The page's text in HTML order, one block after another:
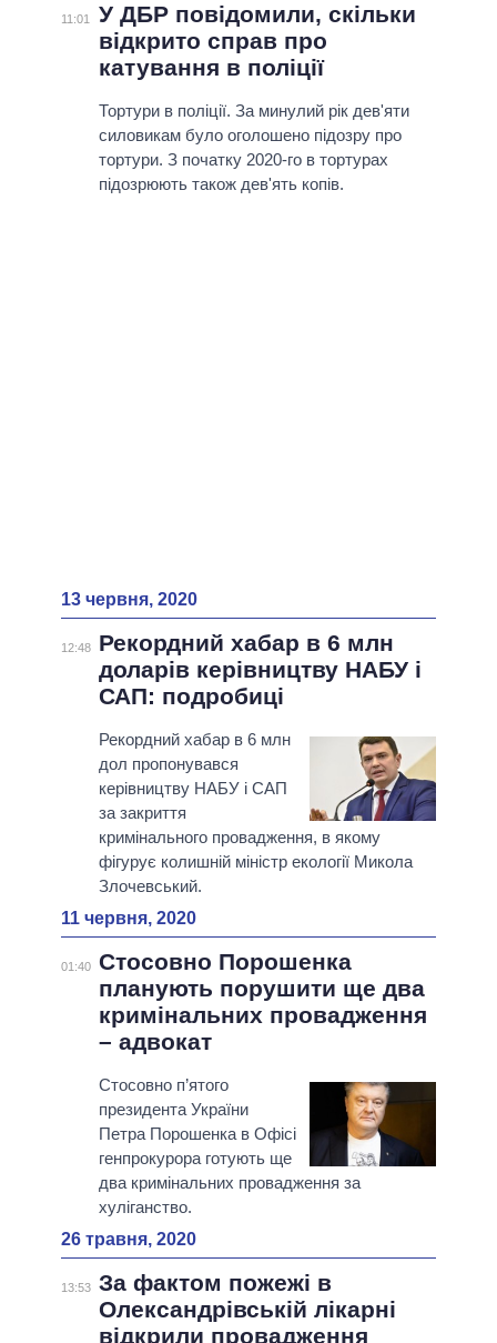
11:01
У ДБР повідомили, скільки
відкрито справ про
катування в поліції
Тортури в поліції. За минулий рік дев'яти
силовикам було оголошено підозру про
тортури. З початку 2020-го в тортурах
підозрюють також дев'ять копів.
13 червня, 2020
12:48
Рекордний хабар в 6 млн
доларів керівництву НАБУ і
САП: подробиці
Рекордний хабар в 6 млн
дол пропонувався
керівництву НАБУ і САП
за закриття
кримінального провадження, в якому
фігурує колишній міністр екології Микола
Злочевський.
11 червня, 2020
01:40 Стосовно Порошенка
планують порушити ще два
кримінальних провадження
– адвокат
Стосовно п’ятого
президента України
Петра Порошенка в Офісі
генпрокурора готують ще
два кримінальних провадження за
хуліганство.
26 травня, 2020
13:53 За фактом пожежі в
Олександрівській лікарні
відкрили провадження